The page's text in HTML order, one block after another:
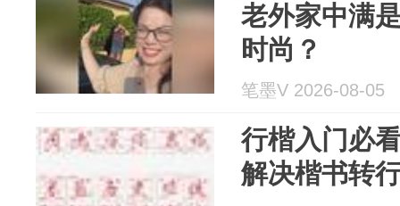
老外家中满
时尚？
笔墨V 2026-08-05
行楷入门必
解决楷书转